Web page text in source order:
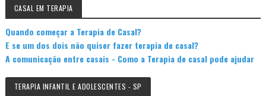
CASAL EM TERAPIA
Quando começar a Terapia de Casal?
E se um dos dois não quiser fazer terapia de casal?
A comunicação entre casais - Como a Terapia de casal pode ajudar
TERAPIA INFANTIL E ADOLESCENTES - SP